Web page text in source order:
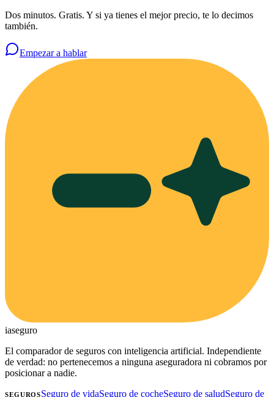
Dos minutos. Gratis. Y si ya tienes el mejor precio, te lo decimos
también.
Empezar a hablar
iaseguro
El comparador de seguros con inteligencia artificial. Independiente
de verdad: no pertenecemos a ninguna aseguradora ni cobramos por
posicionar a nadie.
SEGUROSSeguro de vidaSeguro de cocheSeguro de saludSeguro de